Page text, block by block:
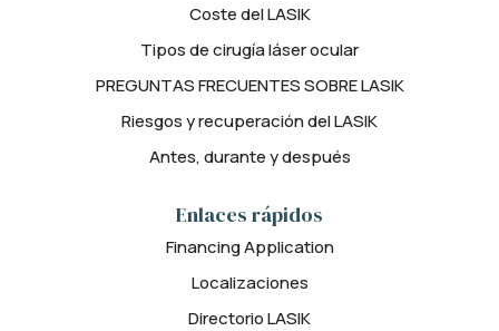
Coste del LASIK
Tipos de cirugía láser ocular
PREGUNTAS FRECUENTES SOBRE LASIK
Riesgos y recuperación del LASIK
Antes, durante y después
Enlaces rápidos
Financing Application
Localizaciones
Directorio LASIK